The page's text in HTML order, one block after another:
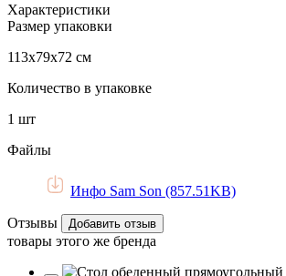
Характеристики
Размер упаковки
113x79x72 см
Количество в упаковке
1 шт
Файлы
Инфо Sam Son (857.51KB)
Отзывы Добавить отзыв
товары этого же бренда